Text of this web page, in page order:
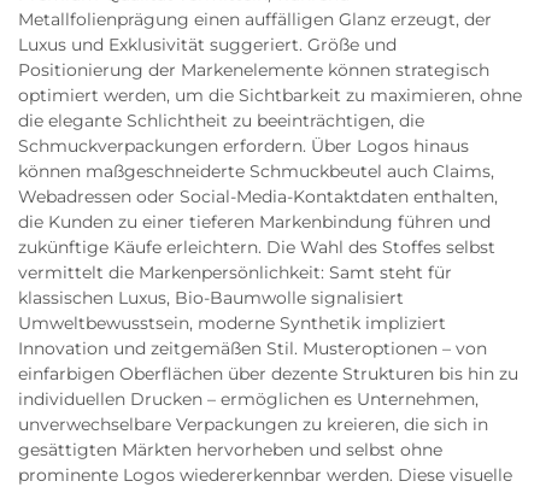
Metallfolienprägung einen auffälligen Glanz erzeugt, der
Luxus und Exklusivität suggeriert. Größe und
Positionierung der Markenelemente können strategisch
optimiert werden, um die Sichtbarkeit zu maximieren, ohne
die elegante Schlichtheit zu beeinträchtigen, die
Schmuckverpackungen erfordern. Über Logos hinaus
können maßgeschneiderte Schmuckbeutel auch Claims,
Webadressen oder Social-Media-Kontaktdaten enthalten,
die Kunden zu einer tieferen Markenbindung führen und
zukünftige Käufe erleichtern. Die Wahl des Stoffes selbst
vermittelt die Markenpersönlichkeit: Samt steht für
klassischen Luxus, Bio-Baumwolle signalisiert
Umweltbewusstsein, moderne Synthetik impliziert
Innovation und zeitgemäßen Stil. Musteroptionen – von
einfarbigen Oberflächen über dezente Strukturen bis hin zu
individuellen Drucken – ermöglichen es Unternehmen,
unverwechselbare Verpackungen zu kreieren, die sich in
gesättigten Märkten hervorheben und selbst ohne
prominente Logos wiedererkennbar werden. Diese visuelle